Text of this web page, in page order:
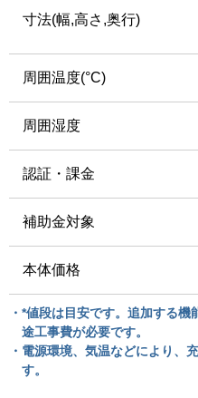
寸法(幅,高さ,奥行)
周囲温度(°C)
周囲湿度
認証・課金
補助金対象
本体価格
・*値段は目安です。追加する
途工事費が必要です。
・電源環境、気温などにより、
す。